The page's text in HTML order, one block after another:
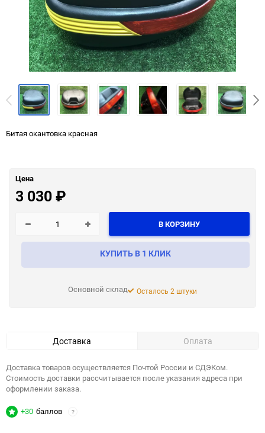
Битая окантовка красная
Цена
3 030₽
В КОРЗИНУ
КУПИТЬ В 1 КЛИК
Основной склад Осталось 2 штуки
Доставка Оплата
Доставка товаров осуществляется Почтой России и СДЭКом.
Стоимость доставки рассчитывается после указания адреса при
оформлении заказа.
+30 баллов ?